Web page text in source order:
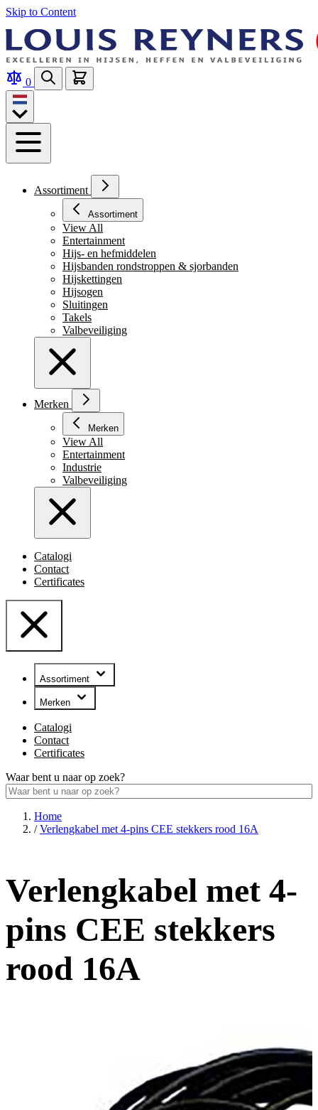
Skip to Content
0
Assortiment
Assortiment
View All
Entertainment
Hijs- en hefmiddelen
Hijsbanden rondstroppen & sjorbanden
Hijskettingen
Hijsogen
Sluitingen
Takels
Valbeveiliging
Merken
Merken
View All
Entertainment
Industrie
Valbeveiliging
Catalogi
Contact
Certificates
Assortiment
Merken
Catalogi
Contact
Certificates
Waar bent u naar op zoek?
Home
/ Verlengkabel met 4-pins CEE stekkers rood 16A
Verlengkabel met 4-
pins CEE stekkers
rood 16A